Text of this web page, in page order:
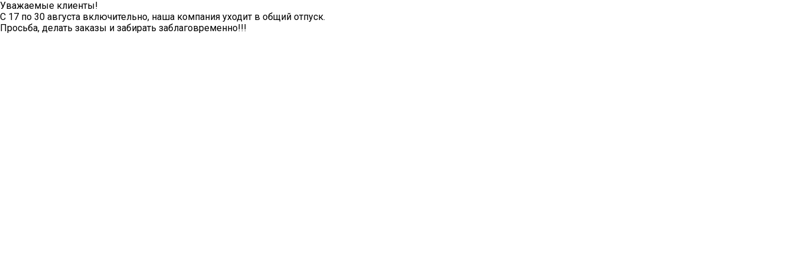
Уважаемые клиенты!
С 17 по 30 августа включительно, наша компания уходит в общий отпуск.
Просьба, делать заказы и забирать заблаговременно!!!